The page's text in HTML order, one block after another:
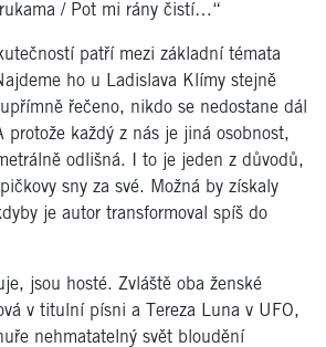
/ Pot mi rány čistí…“
patří mezi základní témata
ho u Ladislava Klímy stejně
řečeno, nikdo se nedostane dál
protože každý z nás je jiná osobnost,
odlišná. I to je jeden z důvodů,
sny za své. Možná by získaly
je autor transformoval spíš do
jsou hosté. Zvláště oba ženské
v titulní písni a Tereza Luna v UFO,
nehmatatelný svět bloudění